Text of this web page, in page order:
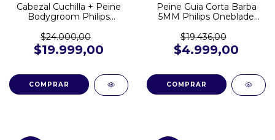
Cabezal Cuchilla + Peine
Bodygroom Philips
- Toda la linea MG
$24.000,00
$19.999,00
Peine Guia Corta Barba
5MM Philips Oneblade
QP2724 QP2824
422203626152
$19.436,00
$4.999,00